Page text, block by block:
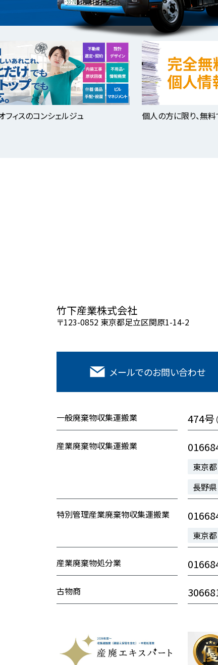
ィスのコンシェルジュ 個人の方に限り、無
竹下産業株式会社
〒123-0852 東京都足立区関原1-14-2
メールでのお問い合わせ
一般廃棄物収集運搬業 474号
産業廃棄物収集運搬業
東京都
長野県
特別管理産業廃棄物収集運搬業
東京都
産業廃棄物処分業
古物商